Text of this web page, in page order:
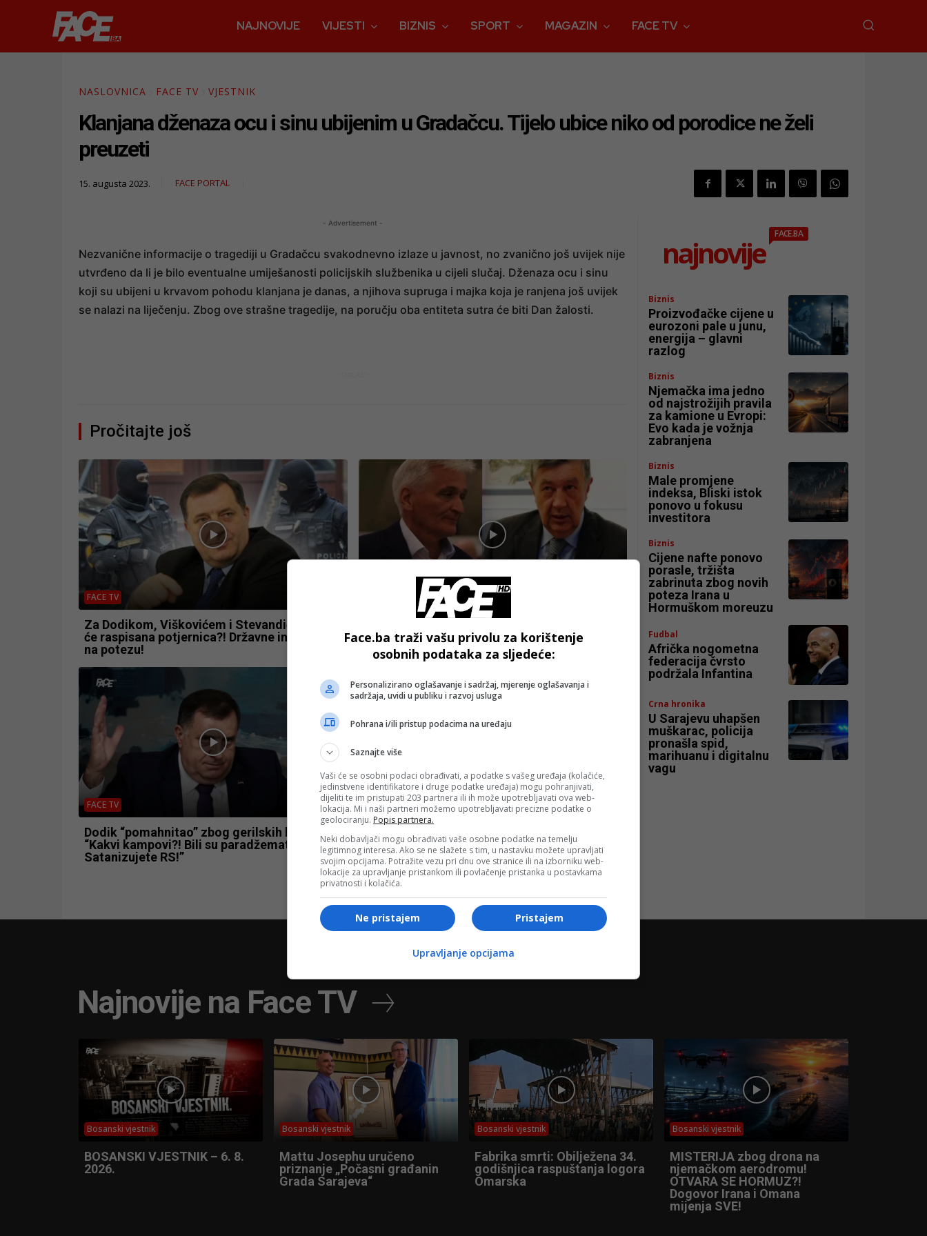
NAJNOVIJE VIJESTI BIZNIS SPORT MAGAZIN FACE TV
NASLOVNICA FACE TV VJESTNIK
Klanjana dženaza ocu i sinu ubijenim u Gradačcu. Tijelo ubice niko od porodice ne želi
preuzeti
15. augusta 2023. FACE PORTAL
- Advertisement -
Nezvanične informacije o tragediji u Gradačcu svakodnevno izlaze u javnost, no zvanično još uvijek nije
utvrđeno da li je bilo eventualne umiješanosti policijskih službenika u cijeli slučaj. Dženaza ocu i sinu
koji su ubijeni u krvavom pohodu klanjana je danas, a njihova supruga i majka koja je ranjena još uvijek
se nalazi na liječenju. Zbog ove strašne tragedije, na poručju oba entiteta sutra će biti Dan žalosti.
Pročitajte još
FACE TV
Za Dodikom, Viškovićem i Stevandićem bit
će raspisana potjernica?! Državne institucije
na potezu!
Usvajanje sva evropska zakona palo u drugi
plan!
FACE TV
Dodik “pomahnitao” zbog gerilskih kampova:
“Kakvi kampovi?! Bili su paradžemati!
Satanizujete RS!”
FACE TV
BOSANSKI VJESTNIK – 2.5.2024.
najnovije
FACE.BA
Biznis
Proizvođačke cijene u
eurozoni pale u junu,
energija – glavni
razlog
Biznis
Njemačka ima jedno
od najstrožijih pravila
za kamione u Evropi:
Evo kada je vožnja
zabranjena
Biznis
Male promjene
indeksa, Bliski istok
ponovo u fokusu
investitora
Biznis
Cijene nafte ponovo
porasle, tržišta
zabrinuta zbog novih
poteza Irana u
Hormuškom moreuzu
Fudbal
Afrička nogometna
federacija čvrsto
podržala Infantina
Crna hronika
U Sarajevu uhapšen
muškarac, policija
pronašla spid,
marihuanu i digitalnu
vagu
Najnovije na Face TV
Bosanski vjestnik
BOSANSKI VJESTNIK – 6. 8.
2026.
Bosanski vjestnik
Mattu Josephu uručeno
priznanje „Počasni građanin
Grada Sarajeva“
Bosanski vjestnik
Fabrika smrti: Obilježena 34.
godišnjica raspuštanja logora
Omarska
Bosanski vjestnik
MISTERIJA zbog drona na
njemačkom aerodromu!
OTVARA SE HORMUZ?!
Dogovor Irana i Omana
mijenja SVE!
Face.ba traži vašu privolu za korištenje
osobnih podataka za sljedeće:
Personalizirano oglašavanje i sadržaj, mjerenje oglašavanja i
sadržaja, uvidi u publiku i razvoj usluga
Pohrana i/ili pristup podacima na uređaju
Saznajte više
Vaši će se osobni podaci obrađivati, a podatke s vašeg uređaja (kolačiće,
jedinstvene identifikatore i druge podatke uređaja) mogu pohranjivati,
dijeliti te im pristupati 203 partnera ili ih može upotrebljavati ova web-
lokacija. Mi i naši partneri možemo upotrebljavati precizne podatke o
geolociranju. Popis partnera.
Neki dobavljači mogu obrađivati vaše osobne podatke na temelju
legitimnog interesa. Ako se ne slažete s tim, u nastavku možete upravljati
svojim opcijama. Potražite vezu pri dnu ove stranice ili na izborniku web-
lokacije za upravljanje pristankom ili povlačenje pristanka u postavkama
privatnosti i kolačića.
Pristajem
Ne pristajem
Upravljanje opcijama